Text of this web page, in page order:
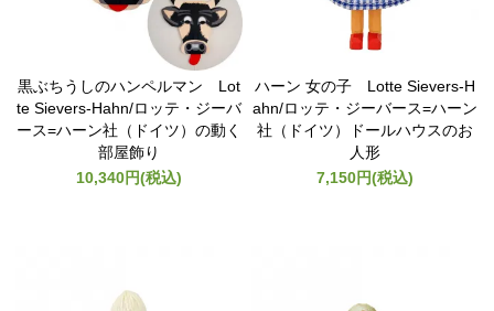
黒ぶちうしのハンペルマン Lot
te Sievers-Hahn/ロッテ・ジーバ
ース=ハーン社（ドイツ）の動く
部屋飾り
10,340円(税込)
ハーン 女の子 Lotte Sievers-H
ahn/ロッテ・ジーバース=ハーン
社（ドイツ）ドールハウスのお
人形
7,150円(税込)